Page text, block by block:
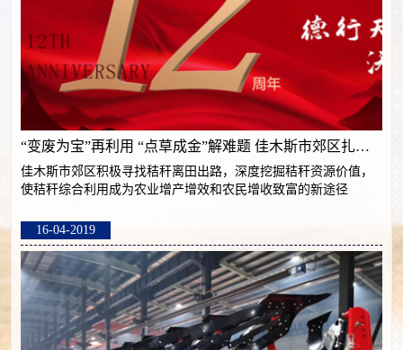
“变废为宝”再利用 “点草成金”解难题 佳木斯市郊区扎实推进秸秆综合利用
佳木斯市郊区积极寻找秸秆离田出路，深度挖掘秸秆资源价值，
使秸秆综合利用成为农业增产增效和农民增收致富的新途径
16-04-2019